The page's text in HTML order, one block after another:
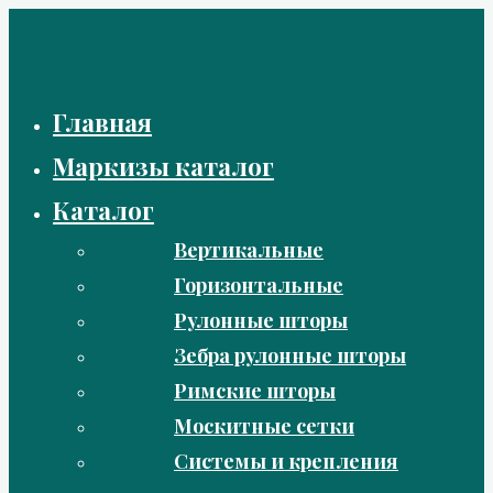
Главная
Маркизы каталог
Каталог
Вертикальные
Горизонтальные
Рулонные шторы
Зебра рулонные шторы
Римские шторы
Москитные сетки
Системы и крепления